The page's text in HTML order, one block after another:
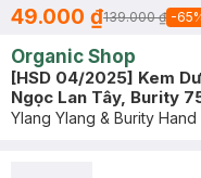
49.000 ₫139.000 ₫ -65
Organic Shop
[HSD 04/2025] Kem
Ngọc Lan Tây, Burity
Ylang Ylang & Burity Hand